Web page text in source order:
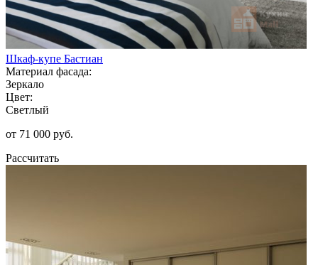
Шкаф-купе Бастиан
Материал фасада:
Зеркало
Цвет:
Светлый
от 71 000 руб.
Рассчитать